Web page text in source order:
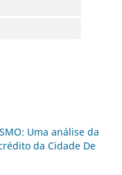
Uma análise da
da Cidade De